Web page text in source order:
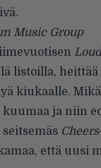
Music Group
Loud
listoilla, heittää
kiukaalle.
ja niin
Cheers
että uusi